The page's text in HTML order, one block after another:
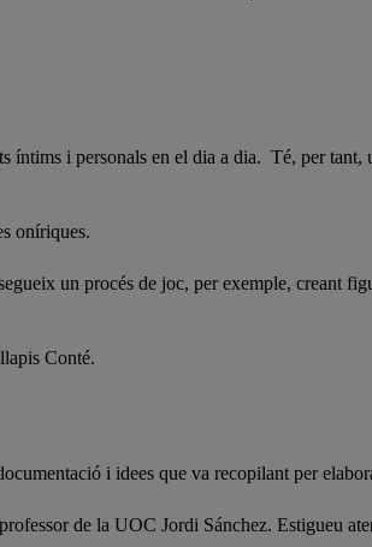
íntims i personals en el dia a dia. Té, per
oníriques.
un procés de joc, per exemple, creant
Conté.
i idees que va recopilant per
de la UOC Jordi Sánchez. Estigueu